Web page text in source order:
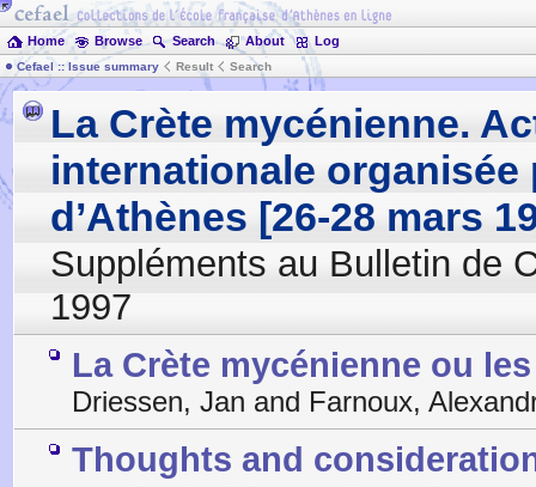
Home Browse Search About Log
Cefael :: Issue summary Result Search
La Crète mycénienne.
internationale organisée
d’Athènes [26-28 mars
Suppléments au Bulletin de
1997
La Crète mycénienne ou
Driessen, Jan and Farnoux,
Thoughts and